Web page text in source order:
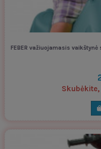
FEBER važiuojamasis